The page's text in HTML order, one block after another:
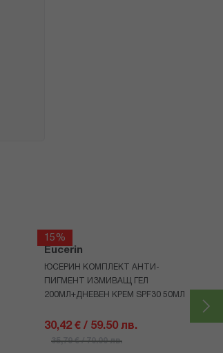
15%
Eucerin
ЮСЕРИН КОМПЛЕКТ АНТИ-
ПИГМЕНТ ИЗМИВАЩ ГЕЛ
200МЛ+ДНЕВЕН КРЕМ SPF30 50МЛ
30,42 € / 59.50 лв.
35,79 € / 70.00 лв.